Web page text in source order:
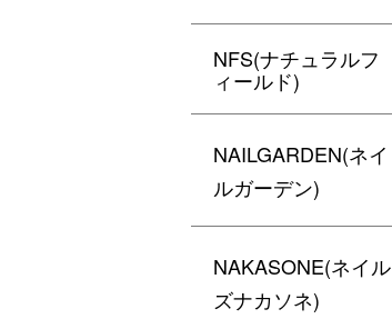
NFS(ナチュラルフ
ィールド)
NAILGARDEN(ネイ
ルガーデン)
NAKASONE(ネイル
ズナカソネ)